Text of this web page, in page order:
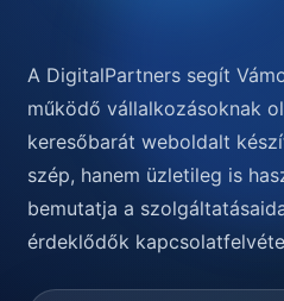
A DigitalPartners segít
működő vállalkozásoknak
keresőbarát weboldalt
szép, hanem üzletileg is
bemutatja a
érdeklődők